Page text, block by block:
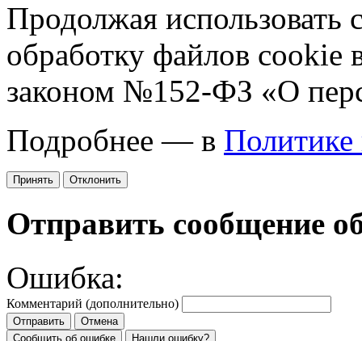
Продолжая использовать
обработку файлов cookie
законом №152-ФЗ «О
Подробнее — в Политике
Принять Отклонить
Отправить сообщение
Ошибка:
Комментарий (дополнительно)
Отправить
Отмена
Сообщить об ошибке
Нашли ошибку?